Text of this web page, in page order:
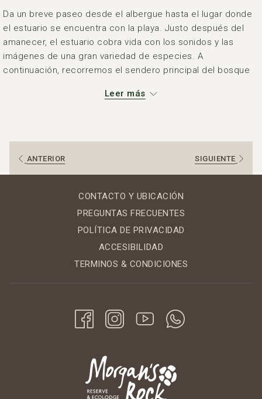
Da un breve paseo desde el albergue hasta el lugar donde
el estuario se encuentra con la playa. Justo después del
amanecer, el estuario cobra vida con los sonidos y las
imágenes de una gran variedad de especies. A
continuación, recorremos el sendero principal del bosque
canto de los pájaros mientras el guía nos explica las
Leer más
ANTERIOR SIGUIENTE
CONTACTO Y UBICACIÓN
PREGUNTAS FRECUENTES
POLÍTICA DE PRIVACIDAD
ACCESIBILIDAD
TERMINOS & CONDICIONES